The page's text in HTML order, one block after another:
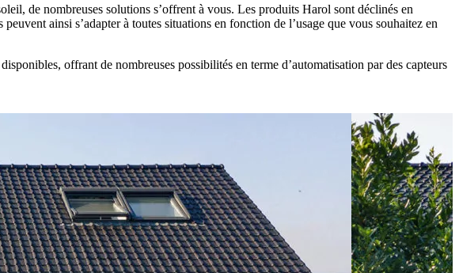
de nombreuses solutions s’offrent à vous. Les produits Harol sont déclinés en
ainsi s’adapter à toutes situations en fonction de l’usage que vous souhaitez en
offrant de nombreuses possibilités en terme d’automatisation par des capteurs